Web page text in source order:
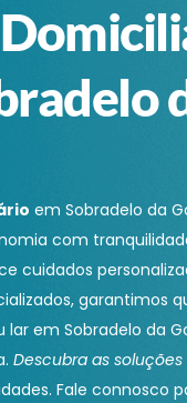
em Sobradelo da
com
cuidados
garantimos
lar em Sobradelo da
Descubra as soluções
Fale connosco